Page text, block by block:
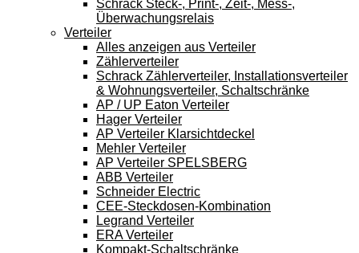
Schrack Steck-, Print-, Zeit-, Mess-,
Überwachungsrelais
Verteiler
Alles anzeigen aus Verteiler
Zählerverteiler
Schrack Zählerverteiler, Installationsverteiler
& Wohnungsverteiler, Schaltschränke
AP / UP Eaton Verteiler
Hager Verteiler
AP Verteiler Klarsichtdeckel
Mehler Verteiler
AP Verteiler SPELSBERG
ABB Verteiler
Schneider Electric
CEE-Steckdosen-Kombination
Legrand Verteiler
ERA Verteiler
Kompakt-Schaltschränke